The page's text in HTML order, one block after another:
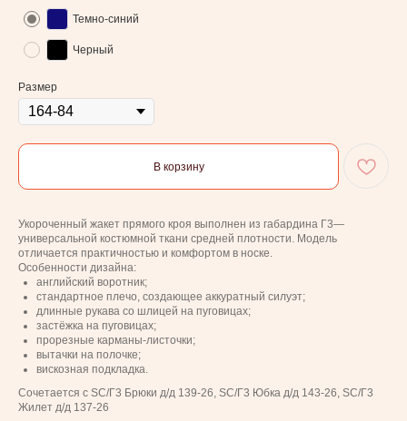
Темно-синий
Черный
Размер
В корзину
Укороченный жакет прямого кроя выполнен из габардина Г3—
универсальной костюмной ткани средней плотности. Модель
отличается практичностью и комфортом в носке.
Особенности дизайна:
английский воротник;
стандартное плечо, создающее аккуратный силуэт;
длинные рукава со шлицей на пуговицах;
застёжка на пуговицах;
прорезные карманы‑листочки;
вытачки на полочке;
вискозная подкладка.
Сочетается с SC/Г3 Брюки д/д 139-26, SC/Г3 Юбка д/д 143-26, SC/Г3
Жилет д/д 137-26